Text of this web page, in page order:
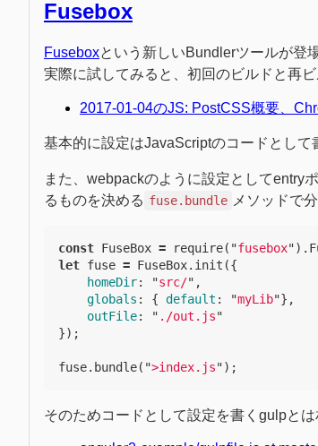
Fusebox
Fuseboxという新しいBundlerツールが登
実際に試してみると、初回のビルドと再
2017-01-04のJS: PostCSS概要、
基本的に設定はJavaScriptのコードとして
また、webpackのように設定としてentry
るものを決める fuse.bundle メソッドで
const FuseBox = require( "fusebox").
let fuse = FuseBox. init ({
homeDir: "src/" ,
globals : { default : "myLib"},
outFile: " ./out.js"
});
fuse. bundle( ">index.js");
そのためコードとして設定を書くgulpと